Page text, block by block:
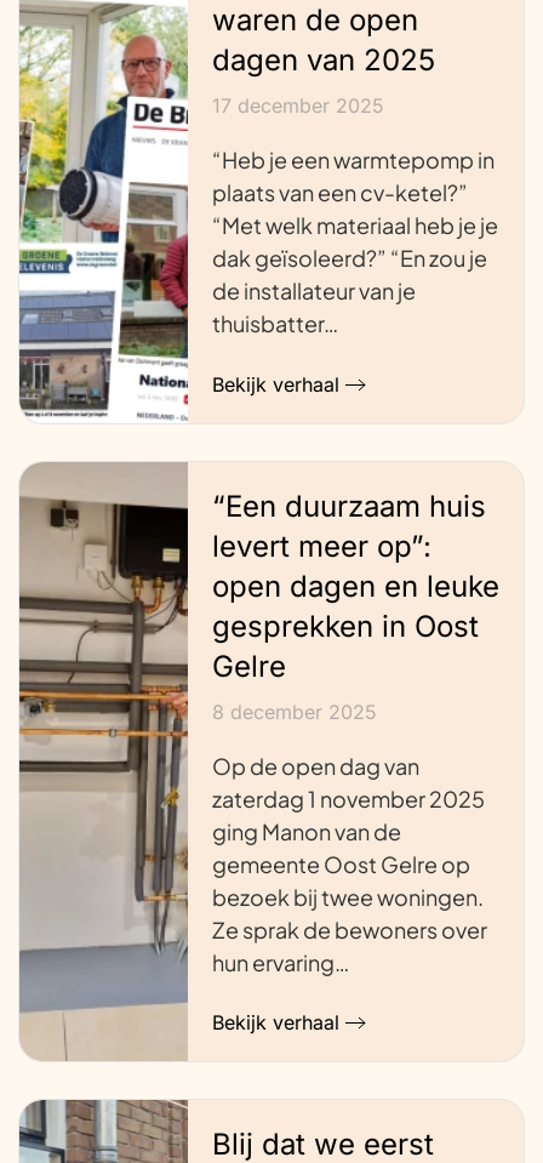
waren de open
dagen van 2025
17 december 2025
“Heb je een warmtepomp in
plaats van een cv-ketel?”
“Met welk materiaal heb je je
dak geïsoleerd?” “En zou je
de installateur van je
thuisbatter…
Bekijk verhaal
“Een duurzaam huis
levert meer op”:
open dagen en leuke
gesprekken in Oost
Gelre
8 december 2025
Op de open dag van
zaterdag 1 november 2025
ging Manon van de
gemeente Oost Gelre op
bezoek bij twee woningen.
Ze sprak de bewoners over
hun ervaring…
Bekijk verhaal
Blij dat we eerst